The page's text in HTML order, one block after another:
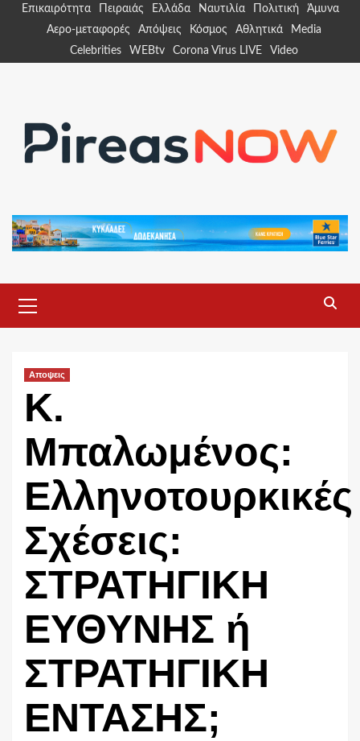
Επικαιρότητα Πειραιάς Ελλάδα Ναυτιλία Πολιτική
Άμυνα
Αερο-μεταφορές
Απόψεις Κόσμος Αθλητικά
Media
Celebrities
WEBtv Corona Virus LIVE Video
Menu
Αποψεις
Κ.
Μπαλωμένος:
Ελληνοτουρκικές
Σχέσεις:
ΣΤΡΑΤΗΓΙΚΗ
ΕΥΘΥΝΗΣ ή
ΣΤΡΑΤΗΓΙΚΗ
ΕΝΤΑΣΗΣ;